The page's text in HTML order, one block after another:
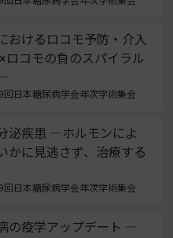
おけるロコモ予防・介入
コモの負のスパイラル
回日本糖尿病学会年次学術集会
泌疾患 ―ホルモンによ
かに見逃さず、治療する
回日本糖尿病学会年次学術集会
の疫学アップデート ―